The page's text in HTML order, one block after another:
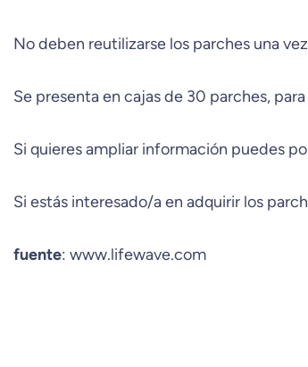
No deben reutilizarse los parches una
Se presenta en cajas de 30 parches,
Si quieres ampliar información puedes
Si estás interesado/a en adquirir los
fuente: www.lifewave.com